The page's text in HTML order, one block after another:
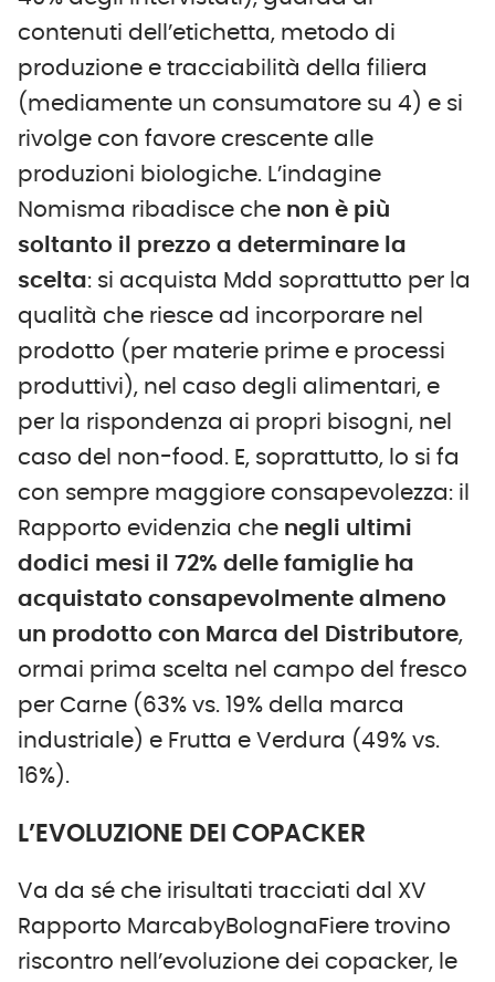
contenuti dell’etichetta, metodo di
produzione e tracciabilità della filiera
(mediamente un consumatore su 4) e si
rivolge con favore crescente alle
produzioni biologiche. L’indagine
Nomisma ribadisce che non è più
soltanto il prezzo a determinare la
scelta: si acquista Mdd soprattutto per la
qualità che riesce ad incorporare nel
prodotto (per materie prime e processi
produttivi), nel caso degli alimentari, e
per la rispondenza ai propri bisogni, nel
caso del non-food. E, soprattutto, lo si fa
con sempre maggiore consapevolezza: il
Rapporto evidenzia che negli ultimi
dodici mesi il 72% delle famiglie ha
acquistato consapevolmente almeno
un prodotto con Marca del Distributore,
ormai prima scelta nel campo del fresco
per Carne (63% vs. 19% della marca
industriale) e Frutta e Verdura (49% vs.
16%).
L’EVOLUZIONE DEI COPACKER
Va da sé che irisultati tracciati dal XV
Rapporto MarcabyBolognaFiere trovino
riscontro nell’evoluzione dei copacker, le